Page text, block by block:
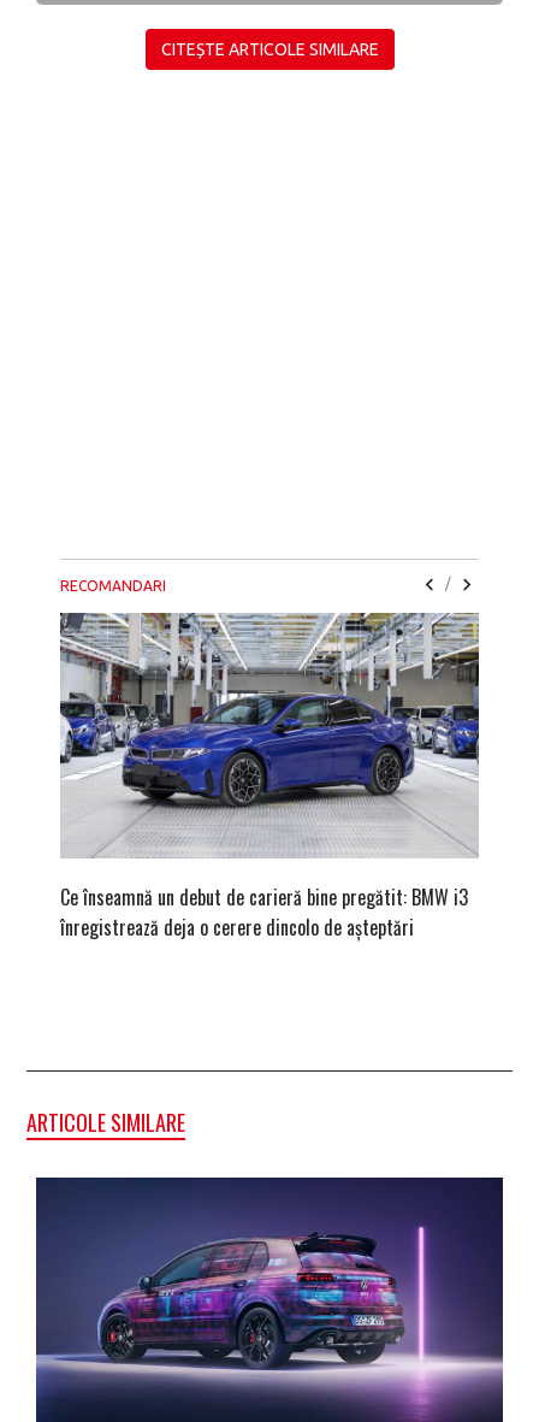
CITEȘTE ARTICOLE SIMILARE
RECOMANDARI /
Ce înseamnă un debut de carieră bine pregătit: BMW i3
înregistrează deja o cerere dincolo de așteptări
ARTICOLE SIMILARE